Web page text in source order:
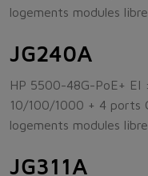
logements modules
JG240A
HP 5500-48G-PoE+ EI
10/100/1000 + 4 ports
logements modules
JG311A